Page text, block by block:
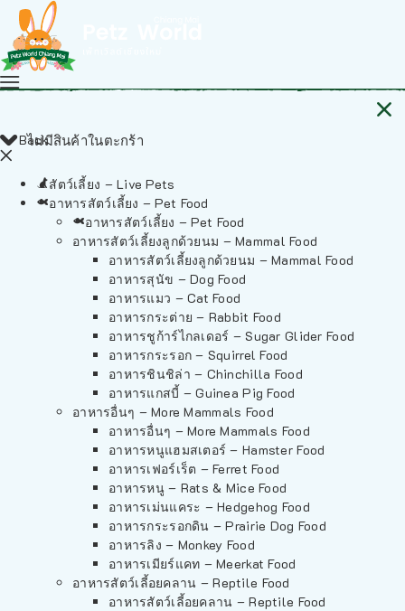
ไม่มีสินค้าในตะกร้า
Back
สัตว์เลี้ยง – Live Pets
อาหารสัตว์เลี้ยง – Pet Food
อาหารสัตว์เลี้ยง – Pet Food
อาหารสัตว์เลี้ยงลูกด้วยนม – Mammal Food
อาหารสัตว์เลี้ยงลูกด้วยนม – Mammal Food
อาหารสุนัข – Dog Food
อาหารแมว – Cat Food
อาหารกระต่าย – Rabbit Food
อาหารชูก้าร์ไกลเดอร์ – Sugar Glider Food
อาหารกระรอก – Squirrel Food
อาหารชินชิล่า – Chinchilla Food
อาหารแกสบี้ – Guinea Pig Food
อาหารอื่นๆ – More Mammals Food
อาหารอื่นๆ – More Mammals Food
อาหารหนูแฮมสเตอร์ – Hamster Food
อาหารเฟอร์เร็ต – Ferret Food
อาหารหนู – Rats & Mice Food
อาหารเม่นแคระ – Hedgehog Food
อาหารกระรอกดิน – Prairie Dog Food
อาหารลิง – Monkey Food
อาหารเมียร์แคท – Meerkat Food
อาหารสัตว์เลี้อยคลาน – Reptile Food
อาหารสัตว์เลี้อยคลาน – Reptile Food